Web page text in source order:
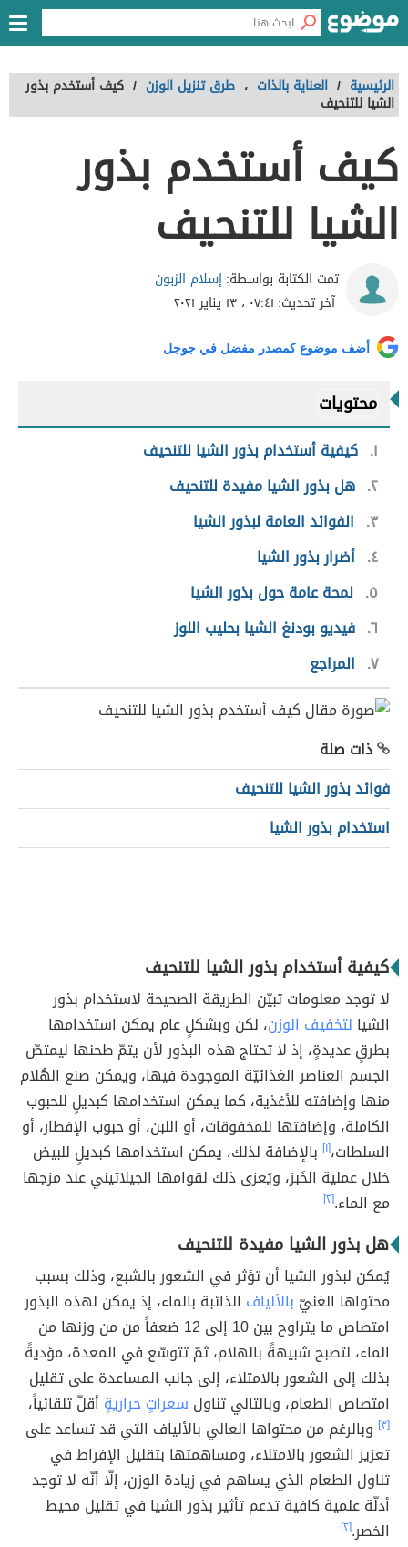
الرئيسية / العناية بالذات ، طرق تنزيل الوزن / كيف أستخدم بذور
الشيا للتنحيف
كيف أستخدم بذور
الشيا للتنحيف
تمت الكتابة بواسطة:إسلام الزبون
آخر تحديث: ٠٧:٤١ ، ١٣ يناير ٢٠٢١
أضف موضوع كمصدر مفضل في جوجل
محتويات
١ كيفية أستخدام بذور الشيا للتنحيف
٢ هل بذور الشيا مفيدة للتنحيف
٣
الفوائد العامة لبذور الشيا
٤ أضرار بذور الشيا
٥ لمحة عامة حول بذور الشيا
٦ فيديو بودنغ الشيا بحليب اللوز
٧ المراجع
ذات صلة
فوائد بذور الشيا للتنحيف
استخدام بذور الشيا
كيفية أستخدام بذور الشيا للتنحيف
لا توجد معلومات تبيّن الطريقة الصحيحة لاستخدام بذور
الشيا لتخفيف الوزن، لكن وبشكلٍ عام يمكن استخدامها
بطرقٍ عديدةٍ، إذ لا تحتاج هذه البذور لأن يتمّ طحنها ليمتصّ
الجسم العناصر الغذائيّة الموجودة فيها، ويمكن صنع الهُلام
منها وإضافته للأغذية، كما يمكن استخدامها كبديلٍ للحبوب
الكاملة، وإضافتها للمخفوقات، أو اللبن، أو حبوب الإفطار، أو
السلطات،[١] بالإضافة لذلك، يمكن استخدامها كبديلٍ للبيض
خلال عملية الخَبز، ويُعزى ذلك لقوامها الجيلاتيني عند مزجها
مع الماء.[٢]
هل بذور الشيا مفيدة للتنحيف
يُمكن لبذور الشيا أن تؤثر في الشعور بالشبع، وذلك بسبب
محتواها الغنيّ بالألياف الذائبة بالماء، إذ يمكن لهذه البذور
امتصاص ما يتراوح بين 10 إلى 12 ضعفاً من من وزنها من
الماء، لتصبح شبيهةً بالهلام، ثمّ تتوسّع في المعدة، مؤديةً
بذلك إلى الشعور بالامتلاء، إلى جانب المساعدة على تقليل
امتصاص الطعام، وبالتالي تناول سعراتٍ حراريةٍ أقلّ تلقائياً،
[٣]
وبالرغم من محتواها العالي بالألياف التي قد تساعد على
تعزيز الشعور بالامتلاء، ومساهمتها بتقليل الإفراط في
تناول الطعام الذي يساهم في زيادة الوزن، إلّا أنّه لا توجد
أدلّة علمية كافية تدعم تأثير بذور الشيا في تقليل محيط
الخصر.[٢]